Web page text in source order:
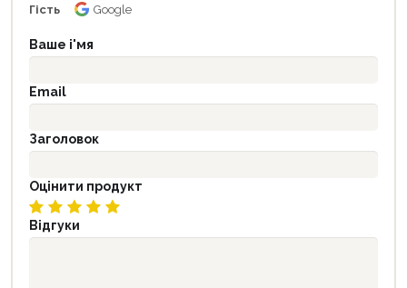
Гість Google
Ваше і'мя
Email
Заголовок
Оцінити продукт
Відгуки